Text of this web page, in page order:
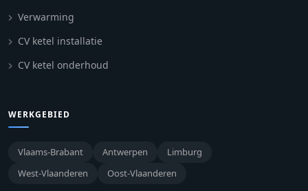
Verwarming
CV ketel installatie
CV ketel onderhoud
WERKGEBIED
Vlaams-Brabant Antwerpen
Limburg
West-Vlaanderen
Oost-Vlaanderen